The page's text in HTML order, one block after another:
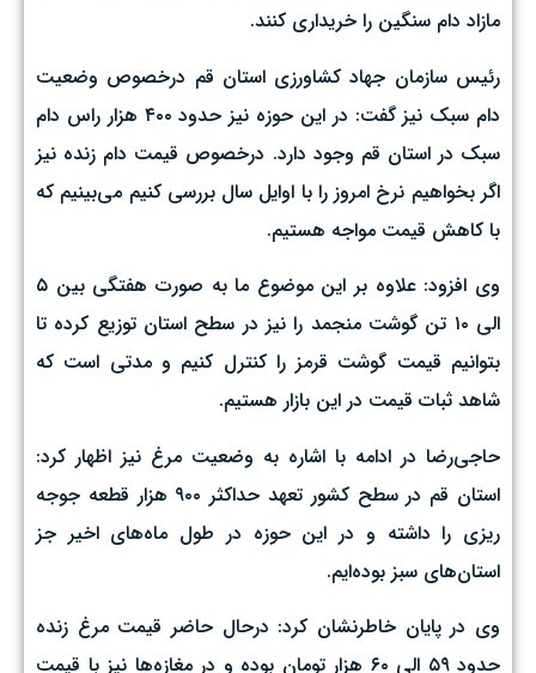
مازاد دام سنگین را خریداری کنند.
رئیس سازمان جهاد کشاورزی استان قم درخصوص وضعیت
دام سبک نیز گفت: در این حوزه نیز حدود ۴۰۰ هزار راس دام
سبک در استان قم وجود دارد. درخصوص قیمت دام زنده نیز
اگر بخواهیم نرخ امروز را با اوایل سال بررسی کنیم می‌بینیم که
با کاهش قیمت مواجه هستیم.
وی افزود: علاوه بر این موضوع ما به صورت هفتگی بین ۵
الی ۱۰ تن گوشت منجمد را نیز در سطح استان توزیع کرده تا
بتوانیم قیمت گوشت قرمز را کنترل کنیم و مدتی است که
شاهد ثبات قیمت در این بازار هستیم.
حاجی‌رضا در ادامه با اشاره به وضعیت مرغ نیز اظهار کرد:
استان قم در سطح کشور تعهد حداکثر ۹۰۰ هزار قطعه جوجه
ریزی را داشته و در این حوزه در طول ماه‌های اخیر جز
استان‌های سبز بوده‌ایم.
وی در پایان خاطرنشان کرد: درحال حاضر قیمت مرغ زنده
حدود ۵۹ الی ۶۰ هزار تومان بوده و در مغازه‌ها نیز با قیمت